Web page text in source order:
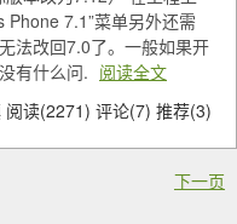
7.1”菜单另外还需
法改回7.0了。一般如果开
有什么问. 阅读全文
阅读(2271) 评论(7) 推荐(3)
下一页